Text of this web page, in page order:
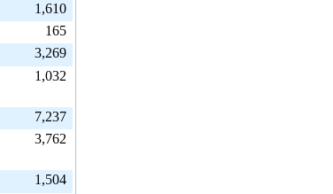
1,610
165
3,269
1,032
7,237
3,762
1,504